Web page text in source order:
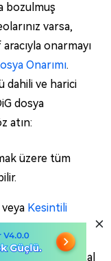
bozulmuş
varsa,
onarmayı
Onarımı.
dahili ve harici
dosya
atın:
üzere tüm
Kesintili
ve dijital